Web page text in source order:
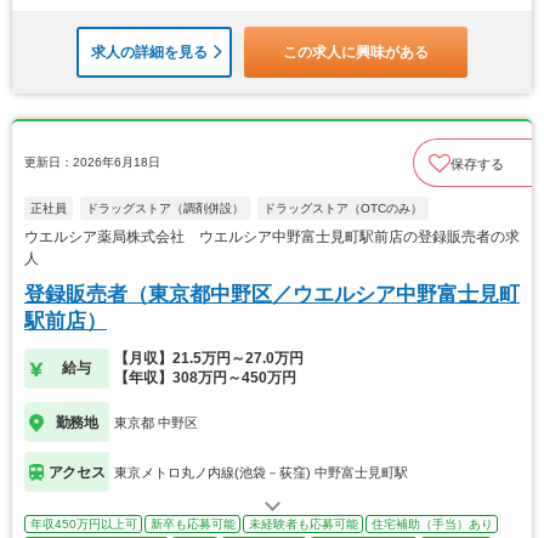
求人の詳細を見る この求人に興味がある
更新日：2026年6月18日 保存する
正社員 ドラッグストア（調剤併設） ドラッグストア（OTCのみ）
ウエルシア薬局株式会社 ウエルシア中野富士見町駅前店の登録販売者の求
人
登録販売者（東京都中野区／ウエルシア中野富士見町
駅前店）
給与
【月収】21.5万円～27.0万円
【年収】308万円～450万円
勤務地 東京都 中野区
アクセス 東京メトロ丸ノ内線(池袋－荻窪) 中野富士見町駅
年収450万円以上可 新卒も応募可能 未経験者も応募可能
住宅補助（手当）あり